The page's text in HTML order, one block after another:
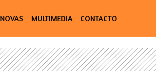
NOVAS MULTIMEDIA CONTACTO